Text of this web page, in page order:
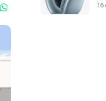
16